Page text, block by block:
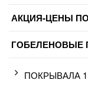
АКЦИЯ-ЦЕНЫ
ГОБЕЛЕНОВЫЕ
ПОКРЫВАЛА